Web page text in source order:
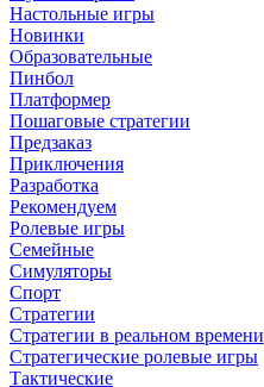
Настольные игры
Новинки
Образовательные
Пинбол
Платформер
Пошаговые стратегии
Предзаказ
Приключения
Разработка
Рекомендуем
Ролевые игры
Семейные
Симуляторы
Спорт
Стратегии
Стратегии в реальном времени
Стратегические ролевые игры
Тактические